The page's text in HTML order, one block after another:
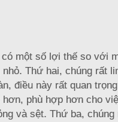
có một số lợi thế so với
nhỏ. Thứ hai, chúng rất
điều này rất quan
phù hợp hơn cho
và sệt. Thứ ba,